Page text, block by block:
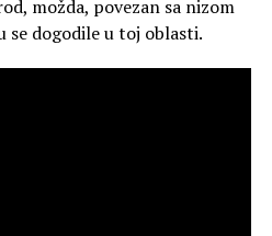
možda, povezan sa nizom
se dogodile u toj oblasti.